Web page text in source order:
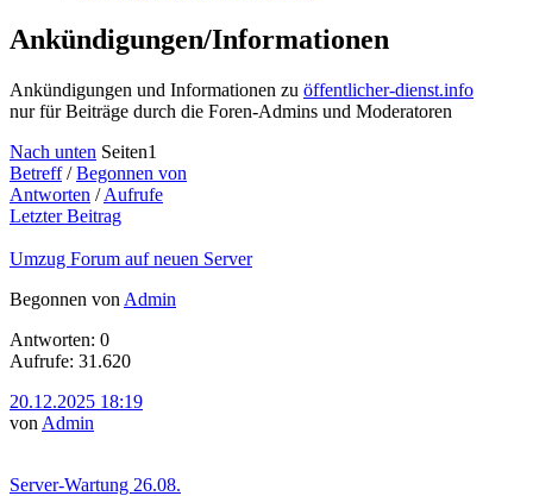
Ankündigungen/Informationen
Ankündigungen und Informationen zu öffentlicher-dienst.info
nur für Beiträge durch die Foren-Admins und Moderatoren
Nach unten Seiten1
Betreff/Begonnen von
Antworten /Aufrufe
Letzter Beitrag
Umzug Forum auf neuen Server
Begonnen von Admin
Antworten: 0
Aufrufe: 31.620
20.12.2025 18:19
von Admin
Server-Wartung 26.08.